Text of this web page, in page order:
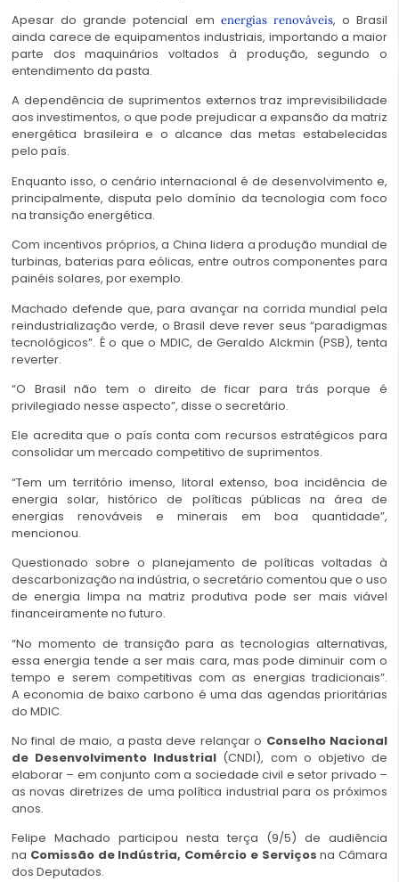
Apesar do grande potencial em energias renováveis, o Brasil
ainda carece de equipamentos industriais, importando a maior
parte dos maquinários voltados à produção, segundo o
entendimento da pasta.
A dependência de suprimentos externos traz imprevisibilidade
aos investimentos, o que pode prejudicar a expansão da matriz
energética brasileira e o alcance das metas estabelecidas
pelo país.
Enquanto isso, o cenário internacional é de desenvolvimento e,
principalmente, disputa pelo domínio da tecnologia com foco
na transição energética.
Com incentivos próprios, a China lidera a produção mundial de
turbinas, baterias para eólicas, entre outros componentes para
painéis solares, por exemplo.
Machado defende que, para avançar na corrida mundial pela
reindustrialização verde, o Brasil deve rever seus “paradigmas
tecnológicos”. É o que o MDIC, de Geraldo Alckmin (PSB), tenta
reverter.
“O Brasil não tem o direito de ficar para trás porque é
privilegiado nesse aspecto”, disse o secretário.
Ele acredita que o país conta com recursos estratégicos para
consolidar um mercado competitivo de suprimentos.
“Tem um território imenso, litoral extenso, boa incidência de
energia solar, histórico de políticas públicas na área de
energias renováveis e minerais em boa quantidade”,
mencionou.
Questionado sobre o planejamento de políticas voltadas à
descarbonização na indústria, o secretário comentou que o uso
de energia limpa na matriz produtiva pode ser mais viável
financeiramente no futuro.
“No momento de transição para as tecnologias alternativas,
essa energia tende a ser mais cara, mas pode diminuir com o
tempo e serem competitivas com as energias tradicionais”.
A economia de baixo carbono é uma das agendas prioritárias
do MDIC.
No final de maio, a pasta deve relançar o Conselho Nacional
de Desenvolvimento Industrial (CNDI), com o objetivo de
elaborar – em conjunto com a sociedade civil e setor privado –
as novas diretrizes de uma política industrial para os próximos
anos.
Felipe Machado participou nesta terça (9/5) de audiência
na Comissão de Indústria, Comércio e Serviçosna Câmara
dos Deputados.